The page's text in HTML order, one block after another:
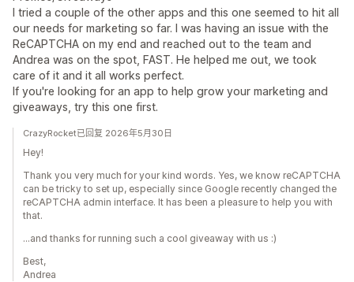
I tried a couple of the other apps and this one seemed to hit all
our needs for marketing so far. I was having an issue with the
ReCAPTCHA on my end and reached out to the team and
Andrea was on the spot, FAST. He helped me out, we took
care of it and it all works perfect.
If you're looking for an app to help grow your marketing and
giveaways, try this one first.
CrazyRocket已回复 2026年5月30日
Hey!
Thank you very much for your kind words. Yes, we know reCAPTCHA
can be tricky to set up, especially since Google recently changed the
reCAPTCHA admin interface. It has been a pleasure to help you with
that.
...and thanks for running such a cool giveaway with us :)
Best,
Andrea